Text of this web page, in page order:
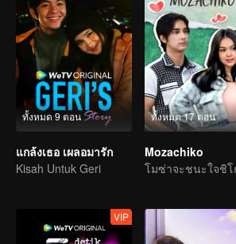
ทั้งหมด 9 ตอน
แกล้งเธอ เผลอมารัก
Kisah Untuk Geri
ทั้งหมด 17 ตอน
Mozachiko
VIP